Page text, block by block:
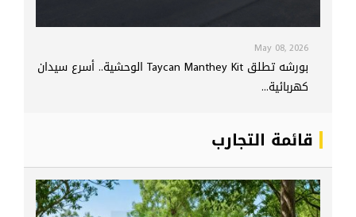
May 08, 2026
بورشه تطلق Taycan Manthey Kit الوحشية.. أسرع سيدان
كهربائية...
قائمة التجارب